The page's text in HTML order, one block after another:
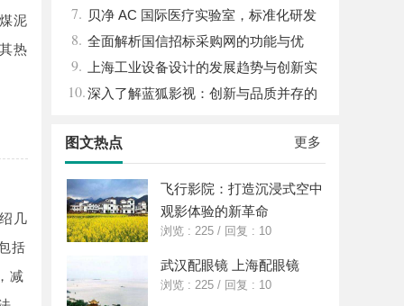
泥
热
几
括
减
7. 贝净 AC 国际医疗实验室，标准化研发
体系全解析
8. 全面解析国信招标采购网的功能与优
势，助力企业高效招标采购
9.
上海工业设备设计的发展趋势与创新实
践探索
10.深入了解蓝狐影视：创新与品质并存的
更多
图文热点
飞行影院：打造沉浸式空中
观影体验的新革命
浏览 : 225 / 回复 : 10
武汉配眼镜 上海配眼镜
浏览 : 225 / 回复 : 10